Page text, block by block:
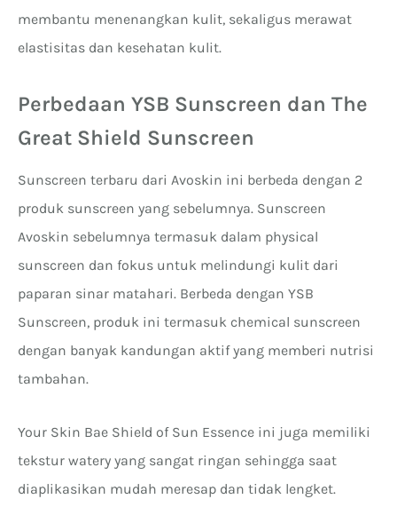
membantu menenangkan kulit, sekaligus merawat
elastisitas dan kesehatan kulit.
Perbedaan YSB Sunscreen dan The
Great Shield Sunscreen
Sunscreen terbaru dari Avoskin ini berbeda dengan 2
produk sunscreen yang sebelumnya. Sunscreen
Avoskin sebelumnya termasuk dalam physical
sunscreen dan fokus untuk melindungi kulit dari
paparan sinar matahari. Berbeda dengan YSB
Sunscreen, produk ini termasuk chemical sunscreen
dengan banyak kandungan aktif yang memberi nutrisi
tambahan.
Your Skin Bae Shield of Sun Essence ini juga memiliki
tekstur watery yang sangat ringan sehingga saat
diaplikasikan mudah meresap dan tidak lengket.